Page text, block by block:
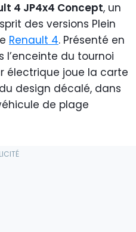
4 JP4x4 Concept, un
des versions Plein
Renault 4. Présenté en
du tournoi
électrique joue la carte
design décalé, dans
de plage